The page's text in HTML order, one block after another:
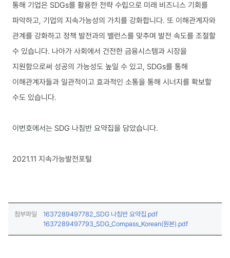
통해 기업은 SDGs를 활용한 전략 수립으로 미래 비즈니스 기회를
파악하고, 기업의 지속가능성의 가치를 강화합니다. 또 이해관계자와
관계를 강화하고 정책 발전과의 밸런스를 맞추며 발전 속도를 조절할
수 있습니다. 나아가 사회에서 건전한 금융시스템과 시장을
지원함으로써 성공의 가능성도 높일 수 있고, SDGs를 통해
이해관계자들과 일관적이고 효과적인 소통을 통해 시너지를 확보할
수도 있습니다.
이번호에서는 SDG 나침반 요약집을 담았습니다.
2021.11 지속가능발전포털
첨부파일 1637289497782_SDG 나침반 요약집.pdf(다운로드)
1637289497793_SDG_Compass_Korean(원본).pdf(다운로드)